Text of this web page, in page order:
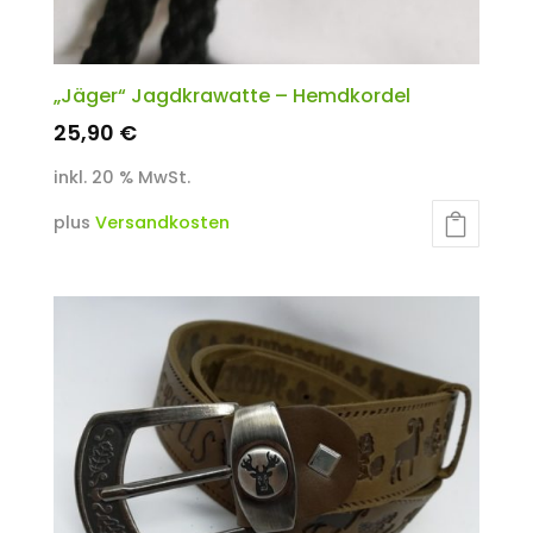
„Jäger“ Jagdkrawatte – Hemdkordel
25,90 €
inkl. 20 % MwSt.
plus Versandkosten